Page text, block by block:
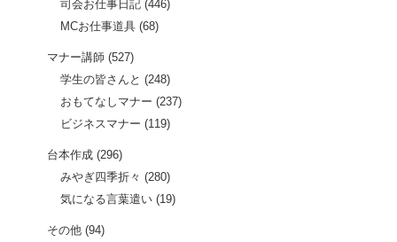
司会お仕事日記(446)
MCお仕事道具(68)
マナー講師(527)
学生の皆さんと (248)
おもてなしマナー (237)
ビジネスマナー (119)
台本作成(296)
みやぎ四季折々 (280)
気になる言葉遣い(19)
その他(94)